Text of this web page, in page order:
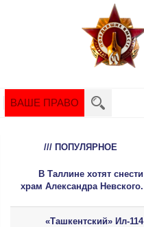
ВАШЕ ПРАВО
/// ПОПУЛЯРНОЕ
В Таллине хотят снести
храм Александра Невского.
«Ташкентский» Ил-114